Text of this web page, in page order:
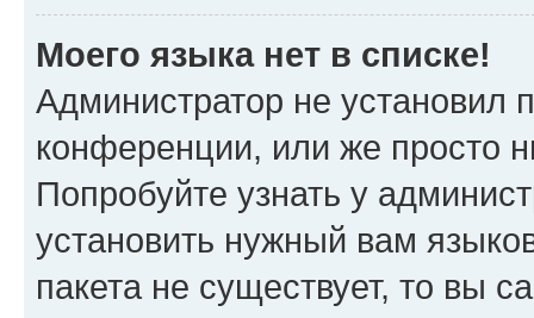
Моего языка нет в списке!
Администратор не установил
конференции, или же просто
Попробуйте узнать у
установить нужный вам
пакета не существует, то вы